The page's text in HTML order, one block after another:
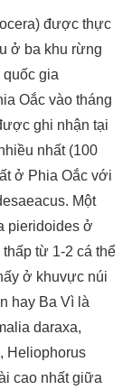
được thực
ở ba khu rừng
gia
Oắc vào tháng
ghi nhận tại
nhất (100
ở Phia Oắc với
Một
pieridoides ở
từ 1-2 cá thể
ở khuvực núi
hay Ba Vì là
daraxa,
Heliophorus
cao nhất giữa